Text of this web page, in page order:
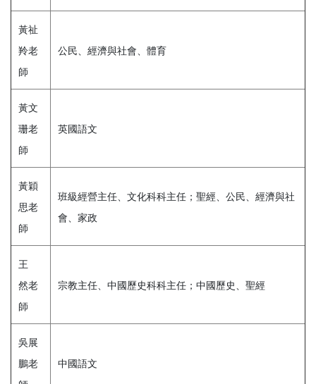
黃祉
羚老
師
公民、經濟與社會、體育
黃文
珊老
師
英國語文
黃穎
思老
師
班級經營主任、文化科科主任；聖經、公民、經濟與社
會、家政
王
然老
師
宗教主任、中國歷史科科主任；中國歷史、聖經
吳展
鵬老
中國語文